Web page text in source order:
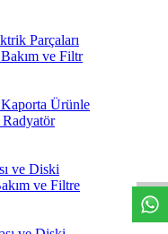
Parçaları
ve Filtr
Ürünle
ve Diski
ve Filtre